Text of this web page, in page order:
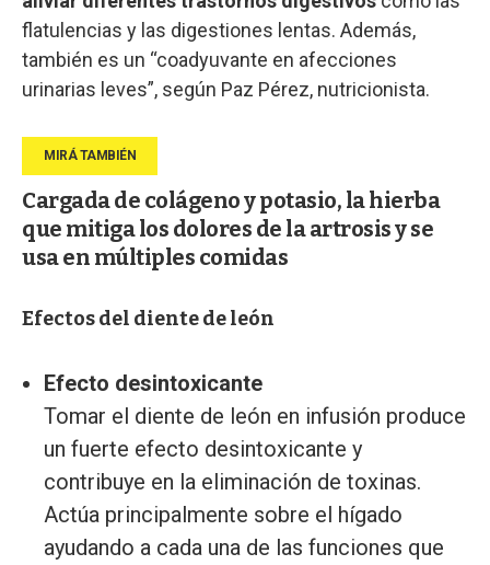
flatulencias y las digestiones lentas. Además,
también es un “coadyuvante en afecciones
urinarias leves”, según Paz Pérez, nutricionista.
Cargada de colágeno y potasio, la hierba
que mitiga los dolores de la artrosis y se
usa en múltiples comidas
Efectos del diente de león
Efecto desintoxicante
Tomar el diente de león en infusión produce
un fuerte efecto desintoxicante y
contribuye en la eliminación de toxinas.
Actúa principalmente sobre el hígado
ayudando a cada una de las funciones que